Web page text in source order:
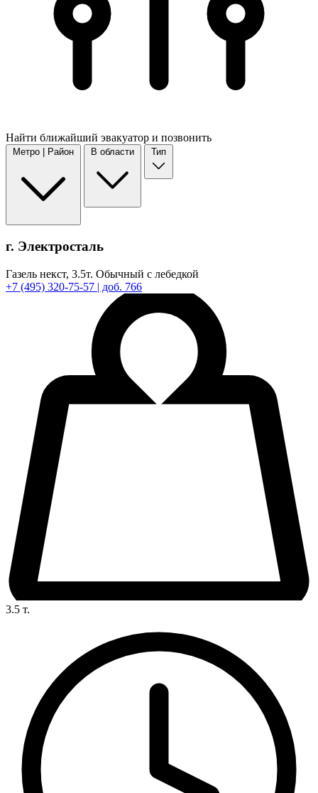
Найти ближайший эвакуатор и позвонить
Метро | Район В области Тип
г. Электросталь
Газель некст, 3.5т. Обычный с лебедкой
+7 (495) 320-75-57 | доб. 766
3.5 т.